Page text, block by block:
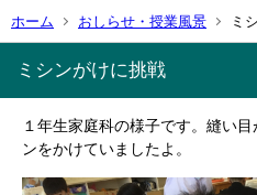
ホーム おしらせ・授業風景 ミ
ミシンがけに挑戦
１年生家庭科の様子です。縫い
ンをかけていましたよ。